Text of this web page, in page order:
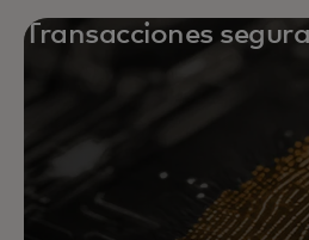
Transacciones